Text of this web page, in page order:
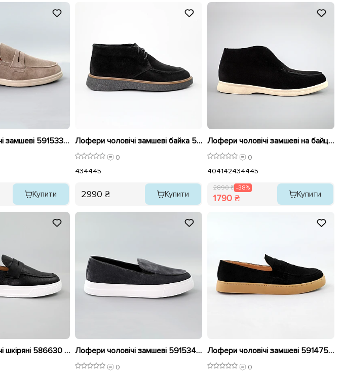
Лофери чоловічі замшеві 591533 Бежеві
Купити
Лофери чоловічі замшеві байка 590637 Чорні
0
434445
2990 ₴ Купити
Лофери чоловічі замшеві на байці 593008 Чорні розпродаж
0
404142434445
2890 ₴ -38%
1790 ₴ Купити
Лофери чоловічі шкіряні 586630 Чорні Лофери чоловічі замшеві 591534 Сірі
0
Лофери чоловічі замшеві 591475 Чорні
0